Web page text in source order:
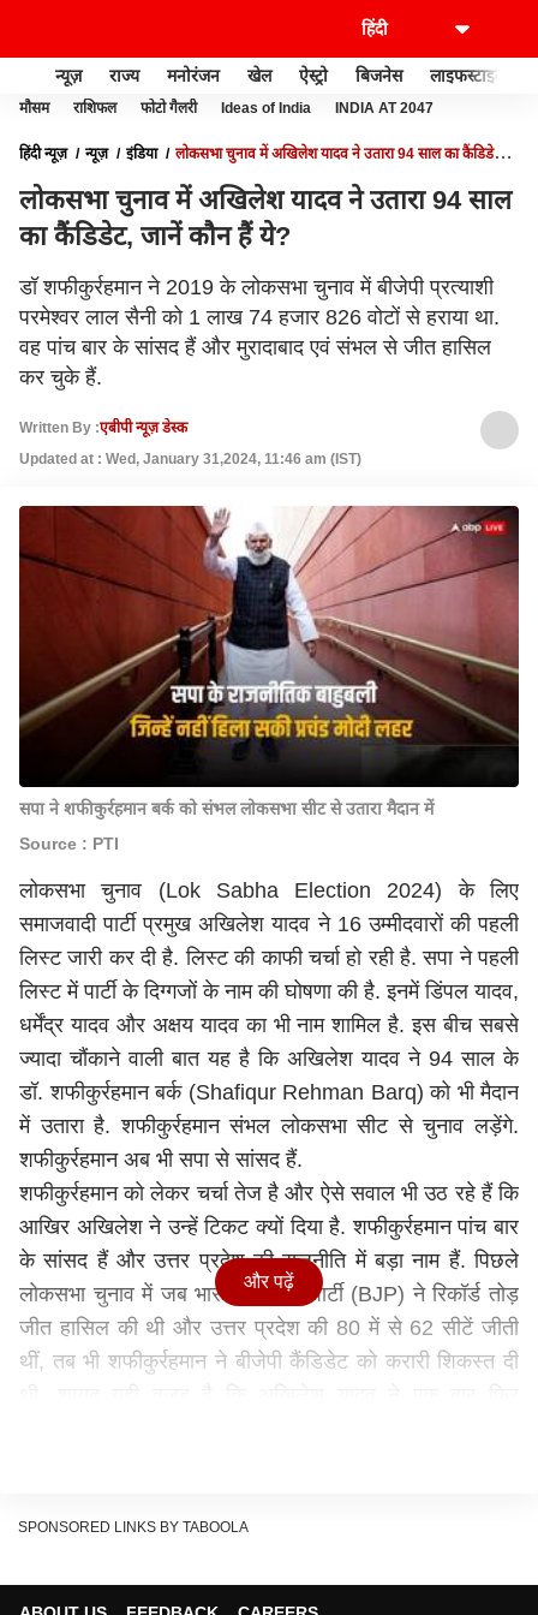
न्यूज़ राज्य मनोरंजन खेल ऐस्ट्रो बिजनेस लाइफस्टाइल
मौसम राशिफल फोटो गैलरी Ideas of India INDIA AT 2047
हिंदी न्यूज़ न्यूज़ इंडिया
लोकसभा चुनाव में अखिलेश यादव ने उतारा 94 साल का कैंडिडेट,
लोकसभा चुनाव में अखिलेश यादव ने उतारा 94 साल
का कैंडिडेट, जानें कौन हैं ये?
डॉ शफीकुर्रहमान ने 2019 के लोकसभा चुनाव में बीजेपी प्रत्याशी
परमेश्वर लाल सैनी को 1 लाख 74 हजार 826 वोटों से हराया था.
वह पांच बार के सांसद हैं और मुरादाबाद एवं संभल से जीत हासिल
कर चुके हैं.
Written By :एबीपी न्यूज़ डेस्क
Updated at : Wed, January 31,2024, 11:46 am (IST)
सपा ने शफीकुर्रहमान बर्क को संभल लोकसभा सीट से उतारा मैदान में
Source : PTI
लोकसभा चुनाव (Lok Sabha Election 2024) के लिए
समाजवादी पार्टी प्रमुख अखिलेश यादव ने 16 उम्मीदवारों की पहली
लिस्ट जारी कर दी है. लिस्ट की काफी चर्चा हो रही है. सपा ने पहली
लिस्ट में पार्टी के दिग्गजों के नाम की घोषणा की है. इनमें डिंपल यादव,
धर्मेंद्र यादव और अक्षय यादव का भी नाम शामिल है. इस बीच सबसे
ज्यादा चौंकाने वाली बात यह है कि अखिलेश यादव ने 94 साल के
डॉ. शफीकुर्रहमान बर्क (Shafiqur Rehman Barq) को भी मैदान
में उतारा है. शफीकुर्रहमान संभल लोकसभा सीट से चुनाव लड़ेंगे.
शफीकुर्रहमान अब भी सपा से सांसद हैं.
शफीकुर्रहमान को लेकर चर्चा तेज है और ऐसे सवाल भी उठ रहे हैं कि
आखिर अखिलेश ने उन्हें टिकट क्यों दिया है. शफीकुर्रहमान पांच बार
के सांसद हैं और उत्तर प्रदेश की राजनीति में बड़ा नाम हैं. पिछले
लोकसभा चुनाव में जब भारतीय जनता पार्टी (BJP) ने रिकॉर्ड तोड़
जीत हासिल की थी और उत्तर प्रदेश की 80 में से 62 सीटें जीती
थीं, तब भी शफीकुर्रहमान ने बीजेपी कैंडिडेट को करारी शिकस्त दी
पार्टी ने संभल सीट से मैदान में उतारा था. यहां उनका मुकाबला
और पढ़ें
SPONSORED LINKS BY TABOOLA